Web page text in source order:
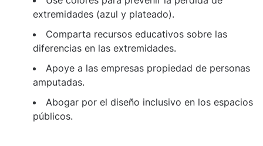
extremidades (azul y plateado).
Comparta recursos educativos sobre las
diferencias en las extremidades.
Apoye a las empresas propiedad de personas
amputadas.
Abogar por el diseño inclusivo en los espacios
públicos.